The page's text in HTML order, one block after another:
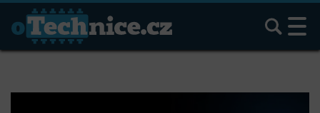
Hledat